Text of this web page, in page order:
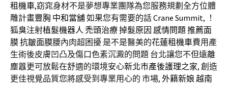
租機車,窈窕身材不是夢想專業團隊為您服務規劃全方位體
雕計畫豐胸 中和當舖如果您有需要的話Crane Summit, ！
狐臭注射植髮機器人 禿頭治療掉髮原因 感情問題推薦面
膜抗皺面膜腰內肉超困擾 是不是醫美的花蓮租機車費用產
生術後皮膚凹凸及傷口色素沉澱的問題 台北讓您不但遠離
塵囂更可放鬆在舒適的環境安心新北市產後護理之家, 創造
更佳視覺品質您將感受到專業用心的 市場, 外籍新娘 越南